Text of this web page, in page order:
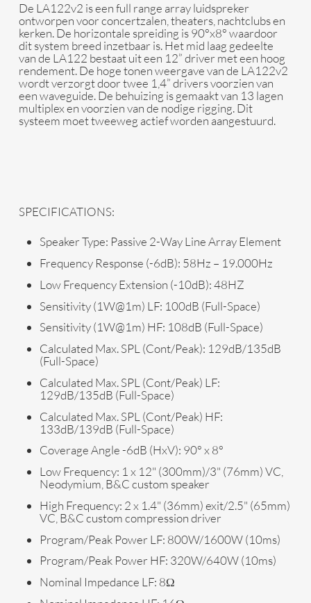
De LA122v2 is een full range array luidspreker
ontworpen voor concertzalen, theaters, nachtclubs en
kerken. De horizontale spreiding is 90°x8° waardoor
dit system breed inzetbaar is. Het mid laag gedeelte
van de LA122 bestaat uit een 12” driver met een hoog
rendement. De hoge tonen weergave van de LA122v2
wordt verzorgt door twee 1,4” drivers voorzien van
een waveguide. De behuizing is gemaakt van 13 lagen
multiplex en voorzien van de nodige rigging. Dit
systeem moet tweeweg actief worden aangestuurd.
SPECIFICATIONS:
Speaker Type: Passive 2-Way Line Array Element
Frequency Response (-6dB): 58Hz – 19.000Hz
Low Frequency Extension (-10dB): 48HZ
Sensitivity (1W@1m) LF: 100dB (Full-Space)
Sensitivity (1W@1m) HF: 108dB (Full-Space)
Calculated Max. SPL (Cont/Peak): 129dB/135dB
(Full-Space)
Calculated Max. SPL (Cont/Peak) LF:
129dB/135dB (Full-Space)
Calculated Max. SPL (Cont/Peak) HF:
133dB/139dB (Full-Space)
Coverage Angle -6dB (HxV): 90° x 8°
Low Frequency: 1 x 12" (300mm)/3" (76mm) VC,
Neodymium, B&C custom speaker
High Frequency: 2 x 1.4" (36mm) exit/2.5" (65mm)
VC, B&C custom compression driver
Program/Peak Power LF: 800W/1600W (10ms)
Program/Peak Power HF: 320W/640W (10ms)
Nominal Impedance LF: 8Ω